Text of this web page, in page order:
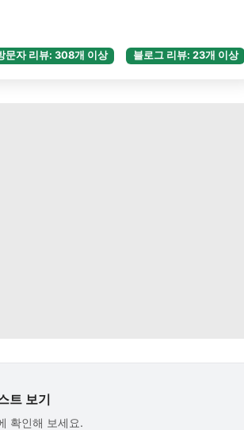
블로그 리뷰: 23개 이상
문자 리뷰: 308개 이상
트 보기
확인해 보세요.